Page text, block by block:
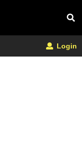
Login